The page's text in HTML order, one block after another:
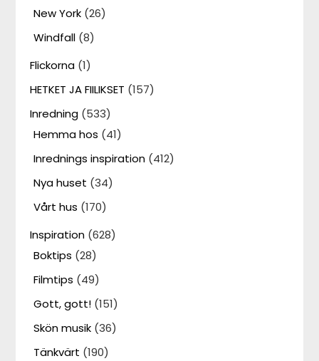
New York (26)
Windfall (8)
Flickorna (1)
HETKET JA FIILIKSET (157)
Inredning (533)
Hemma hos (41)
Inrednings inspiration (412)
Nya huset (34)
Vårt hus (170)
Inspiration (628)
Boktips (28)
Filmtips (49)
Gott, gott! (151)
Skön musik (36)
Tänkvärt (190)